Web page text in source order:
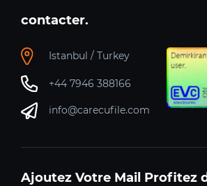
contacter.
Istanbul / Turkey
+44 7946 388166
info@carecufile.com
Ajoutez Votre Mail Profitez